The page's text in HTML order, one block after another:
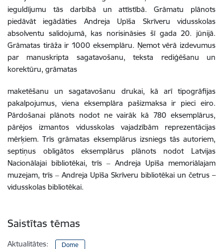
ieguldījumu tās darbībā un attīstībā. Grāmatu plānots
piedāvāt iegādāties Andreja Upīša Skrīveru vidusskolas
absolventu salidojumā, kas norisināsies šī gada 20. jūnijā.
Grāmatas tirāža ir 1000 eksemplāru. Ņemot vērā izdevumus
par manuskripta sagatavošanu, teksta rediģēšanu un
korektūru, grāmatas
maketēšanu un sagatavošanu drukai, kā arī tipogrāfijas
pakalpojumus, viena eksemplāra pašizmaksa ir pieci eiro.
Pārdošanai plānots nodot ne vairāk kā 780 eksemplārus,
pārējos izmantos vidusskolas vajadzībām reprezentācijas
mērķiem. Trīs grāmatas eksemplārus izsniegs tās autoriem,
septiņus obligātos eksemplārus plānots nodot Latvijas
Nacionālajai bibliotēkai, trīs ‒ Andreja Upīša memoriālajam
muzejam, trīs ‒ Andreja Upīša Skrīveru bibliotēkai un četrus –
vidusskolas bibliotēkai.
Saistītas tēmas
Aktualitātes: Dome